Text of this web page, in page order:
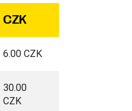
CZK
6.00 CZK
30.00
CZK